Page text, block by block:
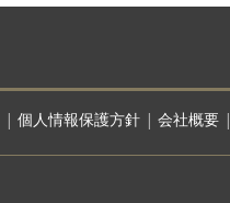
| 個人情報保護方針| 会社概要|